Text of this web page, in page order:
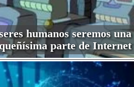
humanos seremos una
parte de Internet